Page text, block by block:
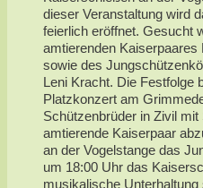
dieser Veranstaltung wird
feierlich eröffnet. Gesucht
amtierenden
sowie des
Leni Kracht. Die Festfolge
Platzkonzert am
Schützenbrüder in Zivil
amtierende Kaiserpaar
an der Vogelstange das
um 18:00 Uhr das
musikalische